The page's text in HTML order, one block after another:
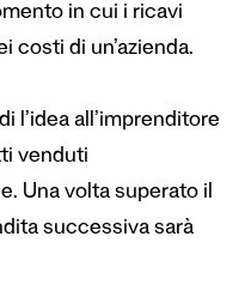
in cui i ricavi
costi di un’azienda.
l’idea all’imprenditore
venduti
Una volta superato il
successiva sarà